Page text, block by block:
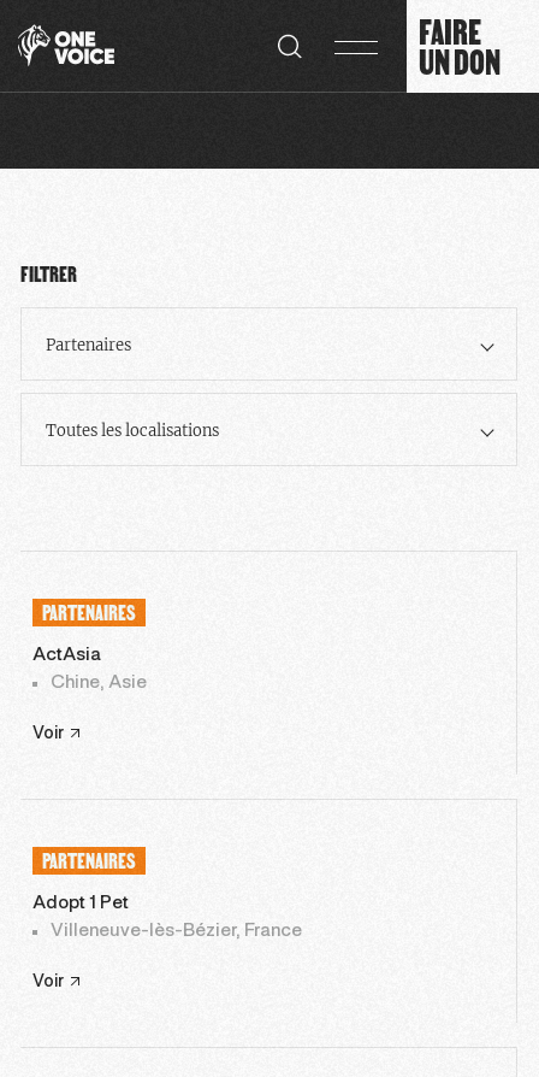
FAIRE
UN DON
FILTRER
Partenaires
Toutes les localisations
PARTENAIRES
ActAsia
Chine, Asie
Voir
PARTENAIRES
Adopt 1 Pet
Villeneuve-lès-Bézier, France
Voir